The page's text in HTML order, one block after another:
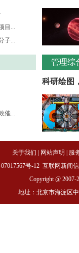
目...
子...
催...
管理综
科研绘图
关于我们 网站声明
服
号-12 互联网新闻
Copyright @ 2007-
地址：北京市海淀区